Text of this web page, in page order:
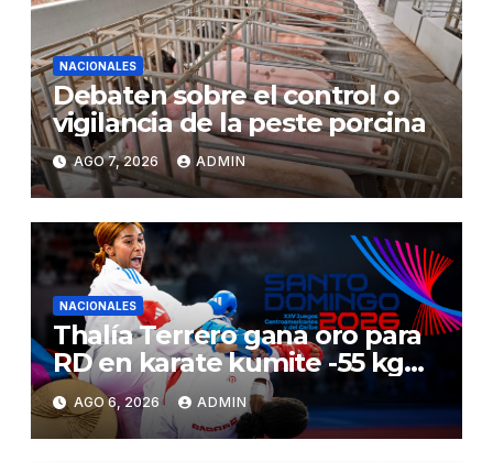
NACIONALES
Debaten sobre el control o
vigilancia de la peste porcina
AGO 7, 2026 ADMIN
NACIONALES
Thalía Terrero gana oro para
RD en karate kumite -55 kg
en Santo Domingo 2026
AGO 6, 2026 ADMIN